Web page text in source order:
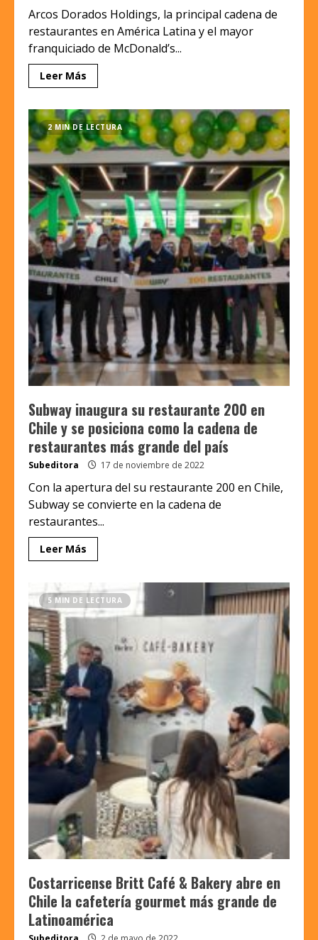
Arcos Dorados Holdings, la principal cadena de
restaurantes en América Latina y el mayor
franquiciado de McDonald’s...
Leer Más
2 MIN DE LECTURA
Subway inaugura su restaurante 200 en
Chile y se posiciona como la cadena de
restaurantes más grande del país
Subeditora 17 de noviembre de 2022
Con la apertura del su restaurante 200 en Chile,
Subway se convierte en la cadena de
restaurantes...
Leer Más
5 MIN DE LECTURA
Costarricense Britt Café & Bakery abre en
Chile la cafetería gourmet más grande de
Latinoamérica